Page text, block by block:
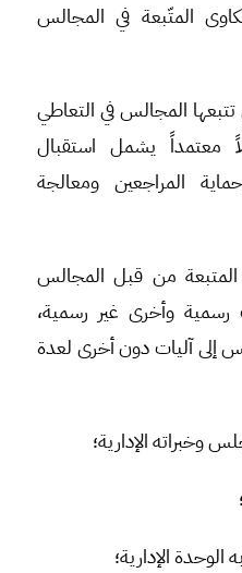
المتّبعة في المجالس
تتبعها المجالس في التعاطي
معتمداً يشمل استقبال
المراجعين ومعالجة
المتبعة من قبل المجالس
رسمية وأخرى غير رسمية،
إلى آليات دون أخرى لعدة
الإدارية؛
الوحدة الإدارية؛